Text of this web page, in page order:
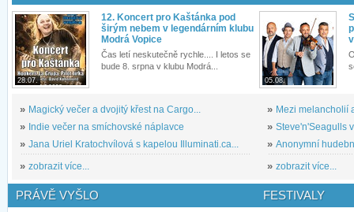
28.07.
12. Koncert pro Kaštánka pod
širým nebem v legendárním klubu
Modrá Vopice
Čas letí neskutečně rychle.... I letos se
bude 8. srpna v klubu Modrá...
» Magický večer a dvojitý křest na Cargo...
» Indie večer na smíchovské náplavce
» Jana Uriel Kratochvílová s kapelou Illuminati.ca...
» zobrazit více...
05.08.
» Mezi melancholií
» Steve'n'Seagulls
» Anonymní
» zobrazit více...
PRÁVĚ VYŠLO FESTIVALY